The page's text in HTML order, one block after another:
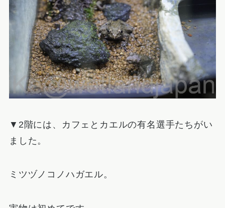
▼2階には、カフェとカエルの有名選手たちがい
ました。
ミツヅノコノハガエル。